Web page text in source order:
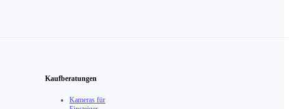
Kaufberatungen
Kameras für